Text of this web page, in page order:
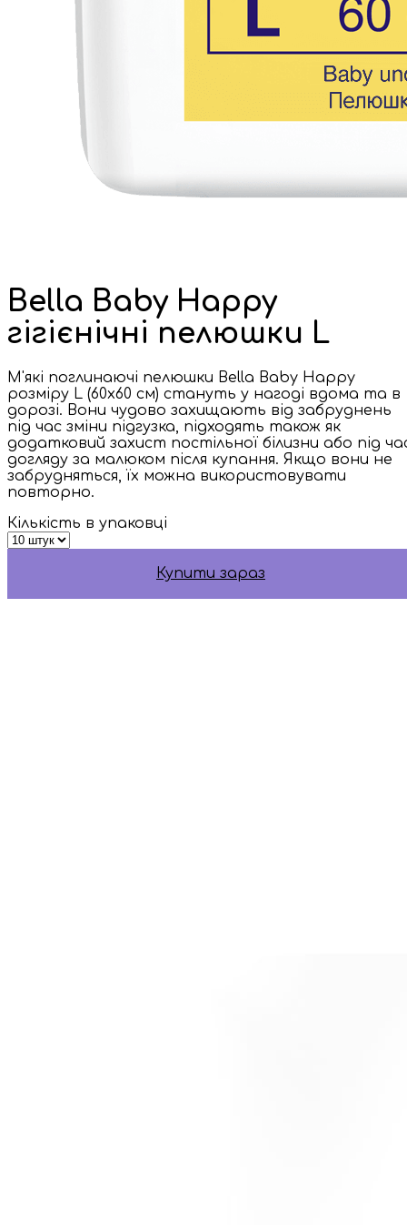
Bella Baby Happy
гігієнічні пелюшки L
М'які поглинаючі пелюшки Bella Baby Happy
розміру L (60x60 см) стануть у нагоді вдома та в
дорозі. Вони чудово захищають від забруднень
під час зміни підгузка, підходять також як
додатковий захист постільної білизни або під
догляду за малюком після купання. Якщо вони не
забрудняться, їх можна використовувати
повторно.
Кількість в упаковці
Купити зараз